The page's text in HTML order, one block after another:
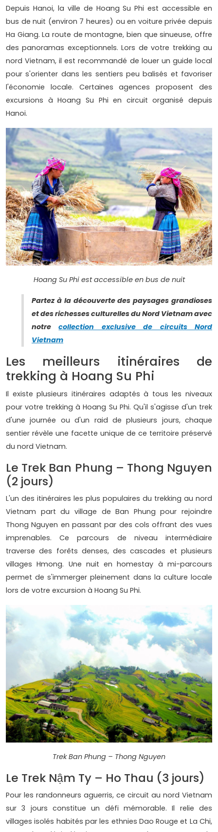
Depuis Hanoi, la ville de Hoang Su Phi est accessible en
bus de nuit (environ 7 heures) ou en voiture privée depuis
Ha Giang. La route de montagne, bien que sinueuse, offre
des panoramas exceptionnels. Lors de votre trekking au
nord Vietnam, il est recommandé de louer un guide local
pour s'orienter dans les sentiers peu balisés et favoriser
l'économie locale. Certaines agences proposent des
excursions à Hoang Su Phi en circuit organisé depuis
Hanoi.
Hoang Su Phi est accessible en bus de nuit
Partez à la découverte des paysages grandioses
et des richesses culturelles du Nord Vietnam avec
notrecollection exclusive de circuits Nord
Vietnam
Les meilleurs itinéraires de
trekking à Hoang Su Phi
Il existe plusieurs itinéraires adaptés à tous les niveaux
pour votre trekking à Hoang Su Phi. Qu'il s'agisse d'un trek
d'une journée ou d'un raid de plusieurs jours, chaque
sentier révèle une facette unique de ce territoire préservé
du nord Vietnam.
Le Trek Ban Phung – Thong Nguyen
(2 jours)
L'un des itinéraires les plus populaires du trekking au nord
Vietnam part du village de Ban Phung pour rejoindre
Thong Nguyen en passant par des cols offrant des vues
imprenables. Ce parcours de niveau intermédiaire
traverse des forêts denses, des cascades et plusieurs
villages Hmong. Une nuit en homestay à mi-parcours
permet de s'immerger pleinement dans la culture locale
lors de votre excursion à Hoang Su Phi.
Trek Ban Phung – Thong Nguyen
Le Trek Nậm Ty – Ho Thau (3 jours)
Pour les randonneurs aguerris, ce circuit au nord Vietnam
sur 3 jours constitue un défi mémorable. Il relie des
villages isolés habités par les ethnies Dao Rouge et La Chi,